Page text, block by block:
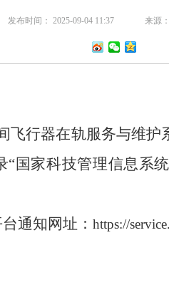
发布时间： 2025-09-04 11:37 来源
行器在轨服务与维护
国家科技管理信息系
通知网址： https://